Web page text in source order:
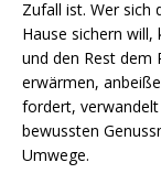
Zufall ist. Wer sich
Hause sichern
und den Rest dem
erwärmen,
fordert,
bewussten
Umwege.